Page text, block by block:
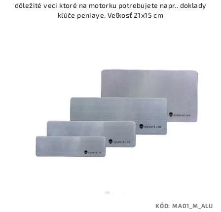
dôležité veci ktoré na motorku potrebujete napr.. doklady
kľúče peniaye. Veľkosť 21x15 cm
KÓD: MA01_M_ALU